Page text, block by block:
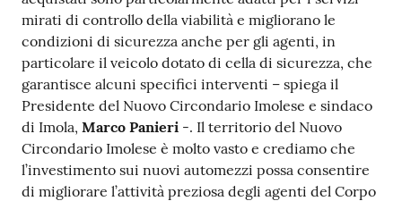
mirati di controllo della viabilità e migliorano le
condizioni di sicurezza anche per gli agenti, in
particolare il veicolo dotato di cella di sicurezza, che
garantisce alcuni specifici interventi – spiega il
Presidente del Nuovo Circondario Imolese e sindaco
di Imola, Marco Panieri -. Il territorio del Nuovo
Circondario Imolese è molto vasto e crediamo che
l’investimento sui nuovi automezzi possa consentire
di migliorare l’attività preziosa degli agenti del Corpo